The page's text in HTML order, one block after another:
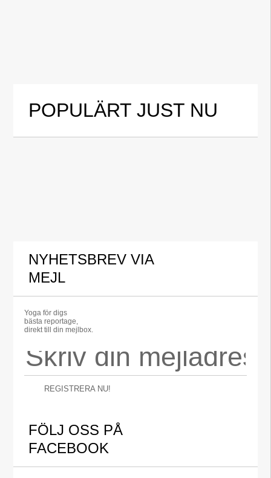
POPULÄRT JUST NU
NYHETSBREV VIA
MEJL
Yoga för digs
bästa reportage,
direkt till din mejlbox.
REGISTRERA NU!
FÖLJ OSS PÅ
FACEBOOK